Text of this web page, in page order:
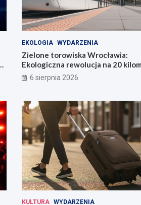
EKOLOGIA WYDARZENIA
Zielone torowiska Wrocławia:
Ekologiczna rewolucja na 20
6 sierpnia 2026
KULTURA WYDARZENIA